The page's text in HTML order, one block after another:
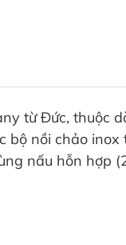
từ Đức, thuộc
nồi chảo
nấu hỗn hợp